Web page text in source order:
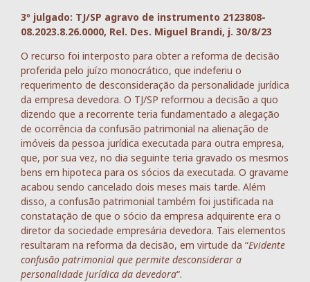
3º julgado: TJ/SP agravo de instrumento 2123808-
08.2023.8.26.0000, Rel. Des. Miguel Brandi, j. 30/8/23
O recurso foi interposto para obter a reforma de decisão
proferida pelo juízo monocrático, que indeferiu o
requerimento de desconsideração da personalidade jurídica
da empresa devedora. O TJ/SP reformou a decisão a quo
dizendo que a recorrente teria fundamentado a alegação
de ocorrência da confusão patrimonial na alienação de
imóveis da pessoa jurídica executada para outra empresa,
que, por sua vez, no dia seguinte teria gravado os mesmos
bens em hipoteca para os sócios da executada. O gravame
acabou sendo cancelado dois meses mais tarde. Além
disso, a confusão patrimonial também foi justificada na
constatação de que o sócio da empresa adquirente era o
diretor da sociedade empresária devedora. Tais elementos
resultaram na reforma da decisão, em virtude da “Evidente
confusão patrimonial que permite desconsiderar a
personalidade jurídica da devedora“.